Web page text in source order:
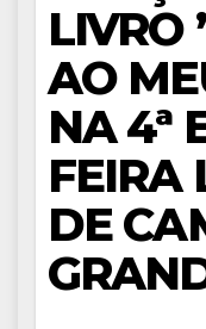
LIVRO
AO
NA 4ª
FEIRA
DE